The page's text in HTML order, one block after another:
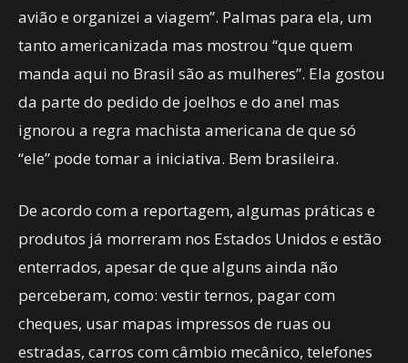
avião e organizei a viagem”. Palmas para ela, um
tanto americanizada mas mostrou “que quem
manda aqui no Brasil são as mulheres”. Ela gostou
da parte do pedido de joelhos e do anel mas
ignorou a regra machista americana de que só
“ele” pode tomar a iniciativa. Bem brasileira.
De acordo com a reportagem, algumas práticas e
produtos já morreram nos Estados Unidos e estão
enterrados, apesar de que alguns ainda não
perceberam, como: vestir ternos, pagar com
cheques, usar mapas impressos de ruas ou
estradas, carros com câmbio mecânico, telefones